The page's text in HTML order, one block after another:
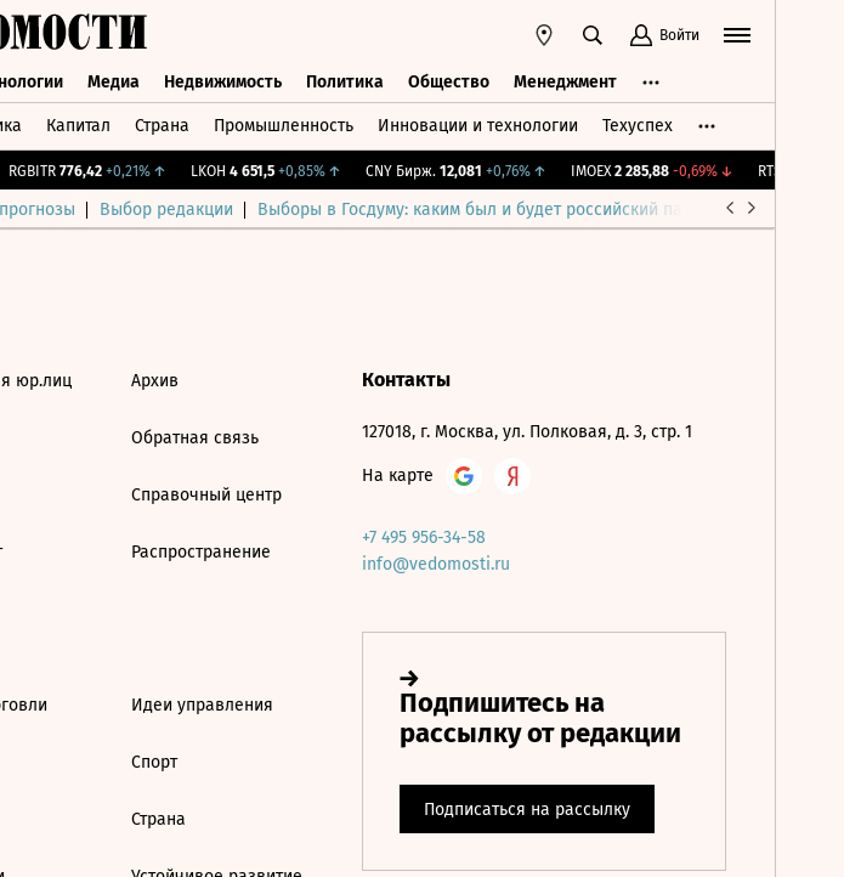
Войти
Медиа Недвижимость Политика Общество Менеджмент
Капитал Страна Промышленность Инновации и технологии Техуспех
RGBITR 776,42 +0,21%↑ LKOH 4 651,5 +0,85%↑ CNY Бирж. 12,081 +0,76%↑ IMOEX 2 285,88 -0,69%↓ RTSI
Выбор редакции Выборы в Госдуму: каким был и будет российский парламент
юр.лиц Архив
Обратная связь
Справочный центр
Распространение
Идеи управления
Спорт
Страна
Контакты
127018, г. Москва, ул. Полковая, д. 3, стр. 1
На карте
+7 495 956-34-58
info@vedomosti.ru